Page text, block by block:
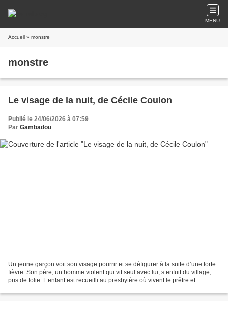
MENU
Accueil » monstre
monstre
Le visage de la nuit, de Cécile Coulon
Publié le 24/06/2026 à 07:59
Par Gambadou
Un jeune garçon voit son visage pourrir et se défigurer à la suite d’une forte
fièvre. Son père, un homme violent qui vit seul avec lui, s’enfuit du village,
pris de folie. L’enfant est recueilli au presbytère où vivent le prêtre et